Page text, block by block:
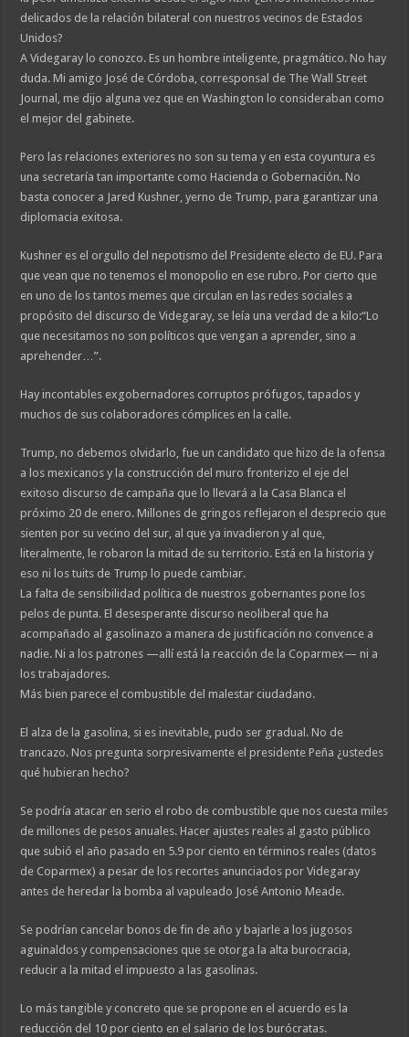
delicados de la relación bilateral con nuestros vecinos de Estados
Unidos?
A Videgaray lo conozco. Es un hombre inteligente, pragmático. No hay
duda. Mi amigo José de Córdoba, corresponsal de The Wall Street
Journal, me dijo alguna vez que en Washington lo consideraban como
el mejor del gabinete.
Pero las relaciones exteriores no son su tema y en esta coyuntura es
una secretaría tan importante como Hacienda o Gobernación. No
basta conocer a Jared Kushner, yerno de Trump, para garantizar una
diplomacia exitosa.
Kushner es el orgullo del nepotismo del Presidente electo de EU. Para
que vean que no tenemos el monopolio en ese rubro. Por cierto que
en uno de los tantos memes que circulan en las redes sociales a
propósito del discurso de Videgaray, se leía una verdad de a kilo:“Lo
que necesitamos no son políticos que vengan a aprender, sino a
aprehender…”.
Hay incontables exgobernadores corruptos prófugos, tapados y
muchos de sus colaboradores cómplices en la calle.
Trump, no debemos olvidarlo, fue un candidato que hizo de la ofensa
a los mexicanos y la construcción del muro fronterizo el eje del
exitoso discurso de campaña que lo llevará a la Casa Blanca el
próximo 20 de enero. Millones de gringos reflejaron el desprecio que
sienten por su vecino del sur, al que ya invadieron y al que,
literalmente, le robaron la mitad de su territorio. Está en la historia y
eso ni los tuits de Trump lo puede cambiar.
La falta de sensibilidad política de nuestros gobernantes pone los
pelos de punta. El desesperante discurso neoliberal que ha
acompañado al gasolinazo a manera de justificación no convence a
nadie. Ni a los patrones —allí está la reacción de la Coparmex— ni a
los trabajadores.
Más bien parece el combustible del malestar ciudadano.
El alza de la gasolina, si es inevitable, pudo ser gradual. No de
trancazo. Nos pregunta sorpresivamente el presidente Peña ¿ustedes
qué hubieran hecho?
Se podría atacar en serio el robo de combustible que nos cuesta miles
de millones de pesos anuales. Hacer ajustes reales al gasto público
que subió el año pasado en 5.9 por ciento en términos reales (datos
de Coparmex) a pesar de los recortes anunciados por Videgaray
antes de heredar la bomba al vapuleado José Antonio Meade.
Se podrían cancelar bonos de fin de año y bajarle a los jugosos
aguinaldos y compensaciones que se otorga la alta burocracia,
reducir a la mitad el impuesto a las gasolinas.
Lo más tangible y concreto que se propone en el acuerdo es la
reducción del 10 por ciento en el salario de los burócratas.